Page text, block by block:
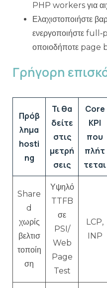
PHP workers για
Ελαχιστοποιήστε
ενεργοποιήστε
οποιοδήποτε page
Γρήγορη
Πρόβ
λημα
hosti
ng
Τι θα
δείτε
στις
μετρή
σεις
Core
KPI
που
πλήτ
τεται
Share
d
χωρίς
βελτισ
τοποίη
ση
Υψηλό
TTFB
σε
PSI/
Web
Page
Test
LCP,
INP